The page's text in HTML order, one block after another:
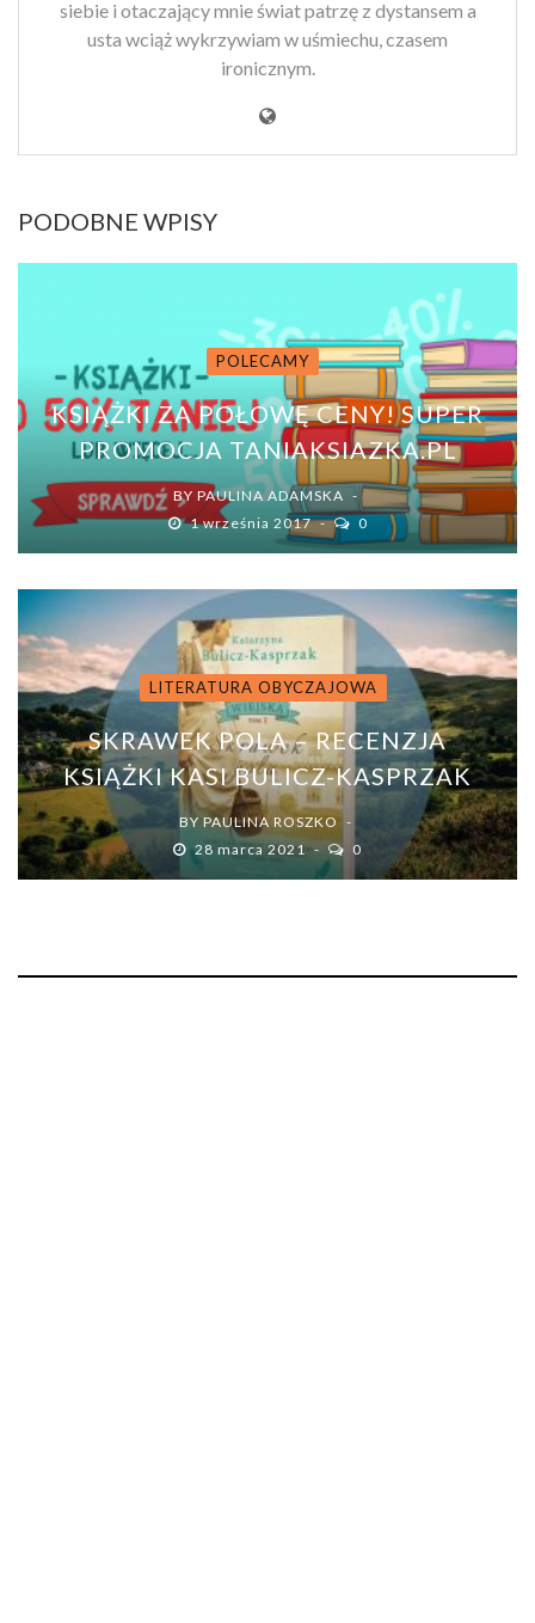
siebie i otaczający mnie świat patrzę z dystansem a
usta wciąż wykrzywiam w uśmiechu, czasem
ironicznym.
PODOBNE WPISY
POLECAMY
KSIĄŻKI ZA POŁOWĘ CENY! SUPER
PROMOCJA TANIAKSIAZKA.PL
BY PAULINA ADAMSKA
1 września 2017
0
LITERATURA OBYCZAJOWA
SKRAWEK POLA – RECENZJA
KSIĄŻKI KASI BULICZ-KASPRZAK
BY PAULINA ROSZKO
28 marca 2021
0